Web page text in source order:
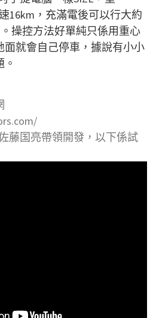
16km，充滿電後可以行大約
操控方法好單純只係用重心
面就會自己停車，據說有小小
藤国亮帶領開發，以下係試